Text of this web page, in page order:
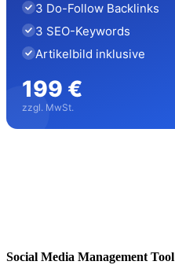
3 Do-Follow Backlinks
3 SEO-Keywords
Artikelbild inklusive
199 €
zzgl. MwSt.
Social Media Management Tool